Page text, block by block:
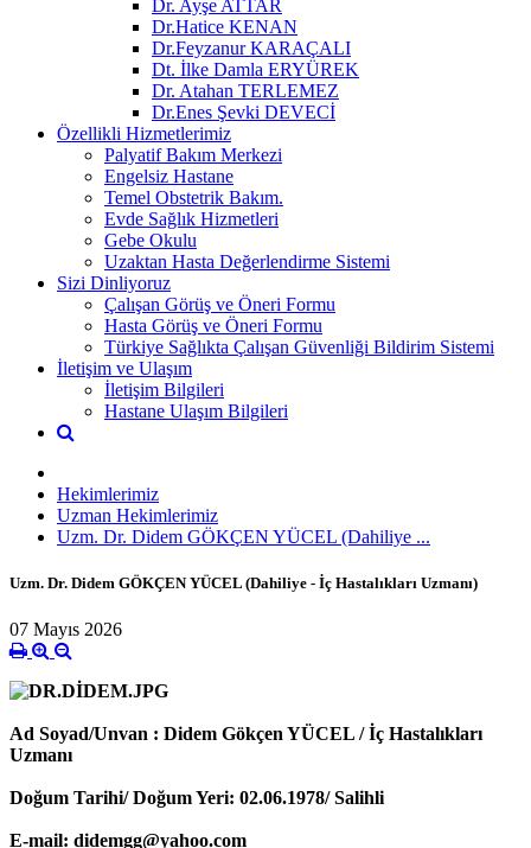
Dr. Ayşe ATTAR
Dr.Hatice KENAN
Dr.Feyzanur KARAÇALI
Dt. İlke Damla ERYÜREK
Dr. Atahan TERLEMEZ
Dr.Enes Şevki DEVECİ
Özellikli Hizmetlerimiz
Palyatif Bakım Merkezi
Engelsiz Hastane
Temel Obstetrik Bakım.
Evde Sağlık Hizmetleri
Gebe Okulu
Uzaktan Hasta Değerlendirme Sistemi
Sizi Dinliyoruz
Çalışan Görüş ve Öneri Formu
Hasta Görüş ve Öneri Formu
Türkiye Sağlıkta Çalışan Güvenliği Bildirim Sistemi
İletişim ve Ulaşım
İletişim Bilgileri
Hastane Ulaşım Bilgileri
Hekimlerimiz
Uzman Hekimlerimiz
Uzm. Dr. Didem GÖKÇEN YÜCEL (Dahiliye ...
Uzm. Dr. Didem GÖKÇEN YÜCEL (Dahiliye - İç Hastalıkları Uzmanı)
07 Mayıs 2026
Ad Soyad/Unvan : Didem Gökçen YÜCEL / İç Hastalıkları
Uzmanı
Doğum Tarihi/ Doğum Yeri: 02.06.1978/ Salihli
E-mail: didemgg@yahoo.com